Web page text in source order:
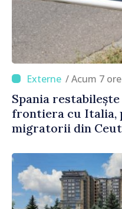
/ Acum 7 ore
Spania
frontiera cu Italia,
migratorii din